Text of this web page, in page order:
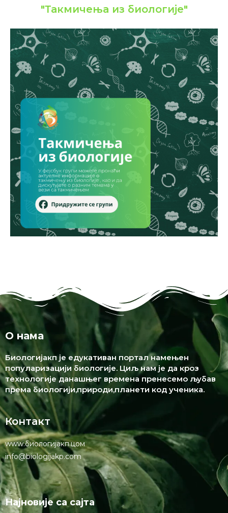
"Такмичења из биологије"
О нама
Биологијакп је едукативан портал намењен
популаризацији биологије. Циљ нам је да кроз
технологије данашњег времена пренесемо љубав
према биологији,природи,планети код ученика.
Контакт
www.биологијакп.цом
info@biologijakp.com
Најновије са сајта